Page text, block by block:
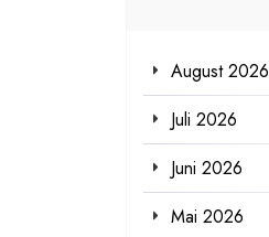
August 2026
Juli 2026
Juni 2026
Mai 2026